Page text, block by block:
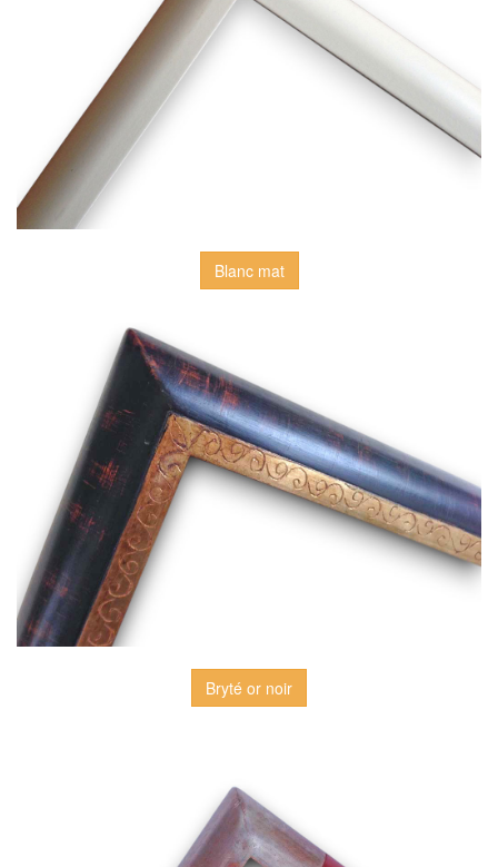
Blanc mat
Bryté or noir